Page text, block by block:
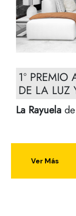
1º PREMIO
DE LA LUZ
La Rayuela
Ver Más